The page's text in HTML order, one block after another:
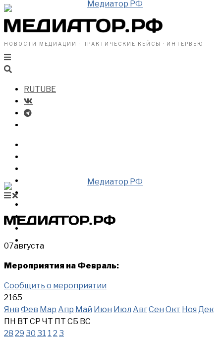
НОВОСТИ МЕДИАЦИИ · ПРАКТИЧЕСКИЕ КЕЙСЫ · ИНТЕРВЬЮ
RUTUBE
ВИДЕО
07августа
Мероприятия на Февраль:
Сообщить о мероприятии
2165
Янв Фев Мар Апр Май Июн Июл АвгСен Окт Ноя Дек
ПН ВТ СР ЧТ ПТ СБ ВС
28 29 30 31 1 2 3